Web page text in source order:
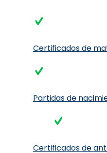
Certificados de
Partidas de
Certificados de